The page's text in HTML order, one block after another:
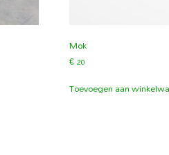
Mok
€20
Toevoegen aan